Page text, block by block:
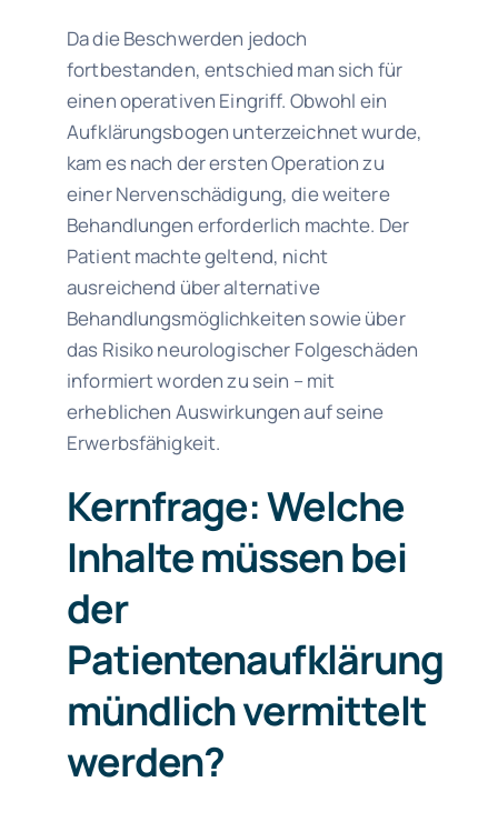
Da die Beschwerden jedoch
fortbestanden, entschied man sich für
einen operativen Eingriff. Obwohl ein
Aufklärungsbogen unterzeichnet wurde,
kam es nach der ersten Operation zu
einer Nervenschädigung, die weitere
Behandlungen erforderlich machte. Der
Patient machte geltend, nicht
ausreichend über alternative
Behandlungsmöglichkeiten sowie über
das Risiko neurologischer Folgeschäden
informiert worden zu sein – mit
erheblichen Auswirkungen auf seine
Erwerbsfähigkeit.
Kernfrage: Welche
Inhalte müssen bei
der
Patientenaufklärung
mündlich vermittelt
werden?